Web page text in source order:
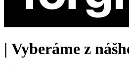
| Vyberáme z